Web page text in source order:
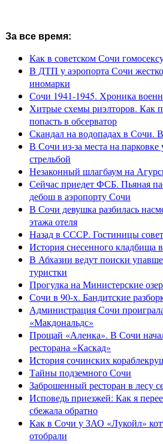
За все время:
Как в советском Сочи
В ДТП у аэропорта Сочи
иномарки
Сочи 1941-1945. Хроника
Хитрые схемы риэлторов. Как
попасть в обсерватор
Скандал на водопадах в Сочи.
В Сочи из-за места на парковке
стрельбой
Незаконный шлагбаум на
Сейчас приедет ФСБ. Пьяная
дебош в аэропорту Сочи
В Сочи девушка разбилась
этажа отеля
Назад в СССР. Гостиницы
История снесенного кладбища
В Абхазии ведут поиски
туристки
Прогулка на Министерские
Сочи в 90-х. Бандитские
Администрация Сочи
«Макдональдс»
Прощай «Аленка». В Сочи
ресторана «Каскад»
История сочинских
Тайны подземного Сочи
Заброшенный ресторан в лесу
Исповедь приезжей: Как я
сбежала обратно
Как в Сочи у ЗАО «Лукойл»
отобрали